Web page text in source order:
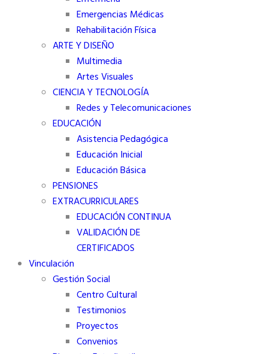
Emergencias Médicas
Rehabilitación Física
ARTE Y DISEÑO
Multimedia
Artes Visuales
CIENCIA Y TECNOLOGÍA
Redes y Telecomunicaciones
EDUCACIÓN
Asistencia Pedagógica
Educación Inicial
Educación Básica
PENSIONES
EXTRACURRICULARES
EDUCACIÓN CONTINUA
VALIDACIÓN DE
CERTIFICADOS
Vinculación
Gestión Social
Centro Cultural
Testimonios
Proyectos
Convenios